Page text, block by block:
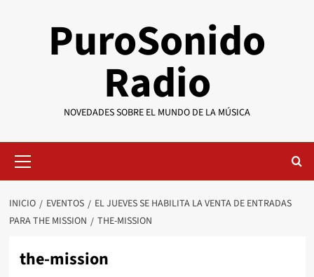
PuroSonido
Radio
NOVEDADES SOBRE EL MUNDO DE LA MÚSICA
primario
INICIO EVENTOS
EL JUEVES SE HABILITA LA VENTA DE ENTRADAS
PARA THE MISSION
THE-MISSION
the-mission